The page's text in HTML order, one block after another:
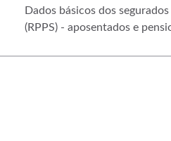
Dados básicos dos
(RPPS) - aposentados e